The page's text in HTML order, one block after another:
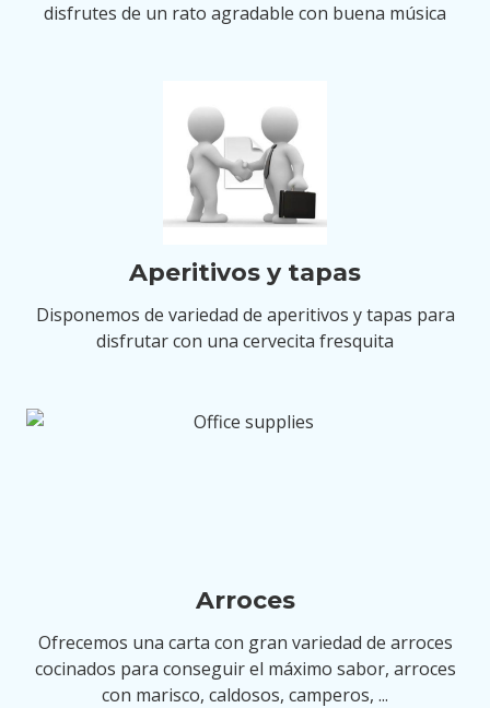
disfrutes de un rato agradable con buena música
Aperitivos y tapas
Disponemos de variedad de aperitivos y tapas para
disfrutar con una cervecita fresquita
Arroces
Ofrecemos una carta con gran variedad de arroces
cocinados para conseguir el máximo sabor, arroces
con marisco, caldosos, camperos, ...